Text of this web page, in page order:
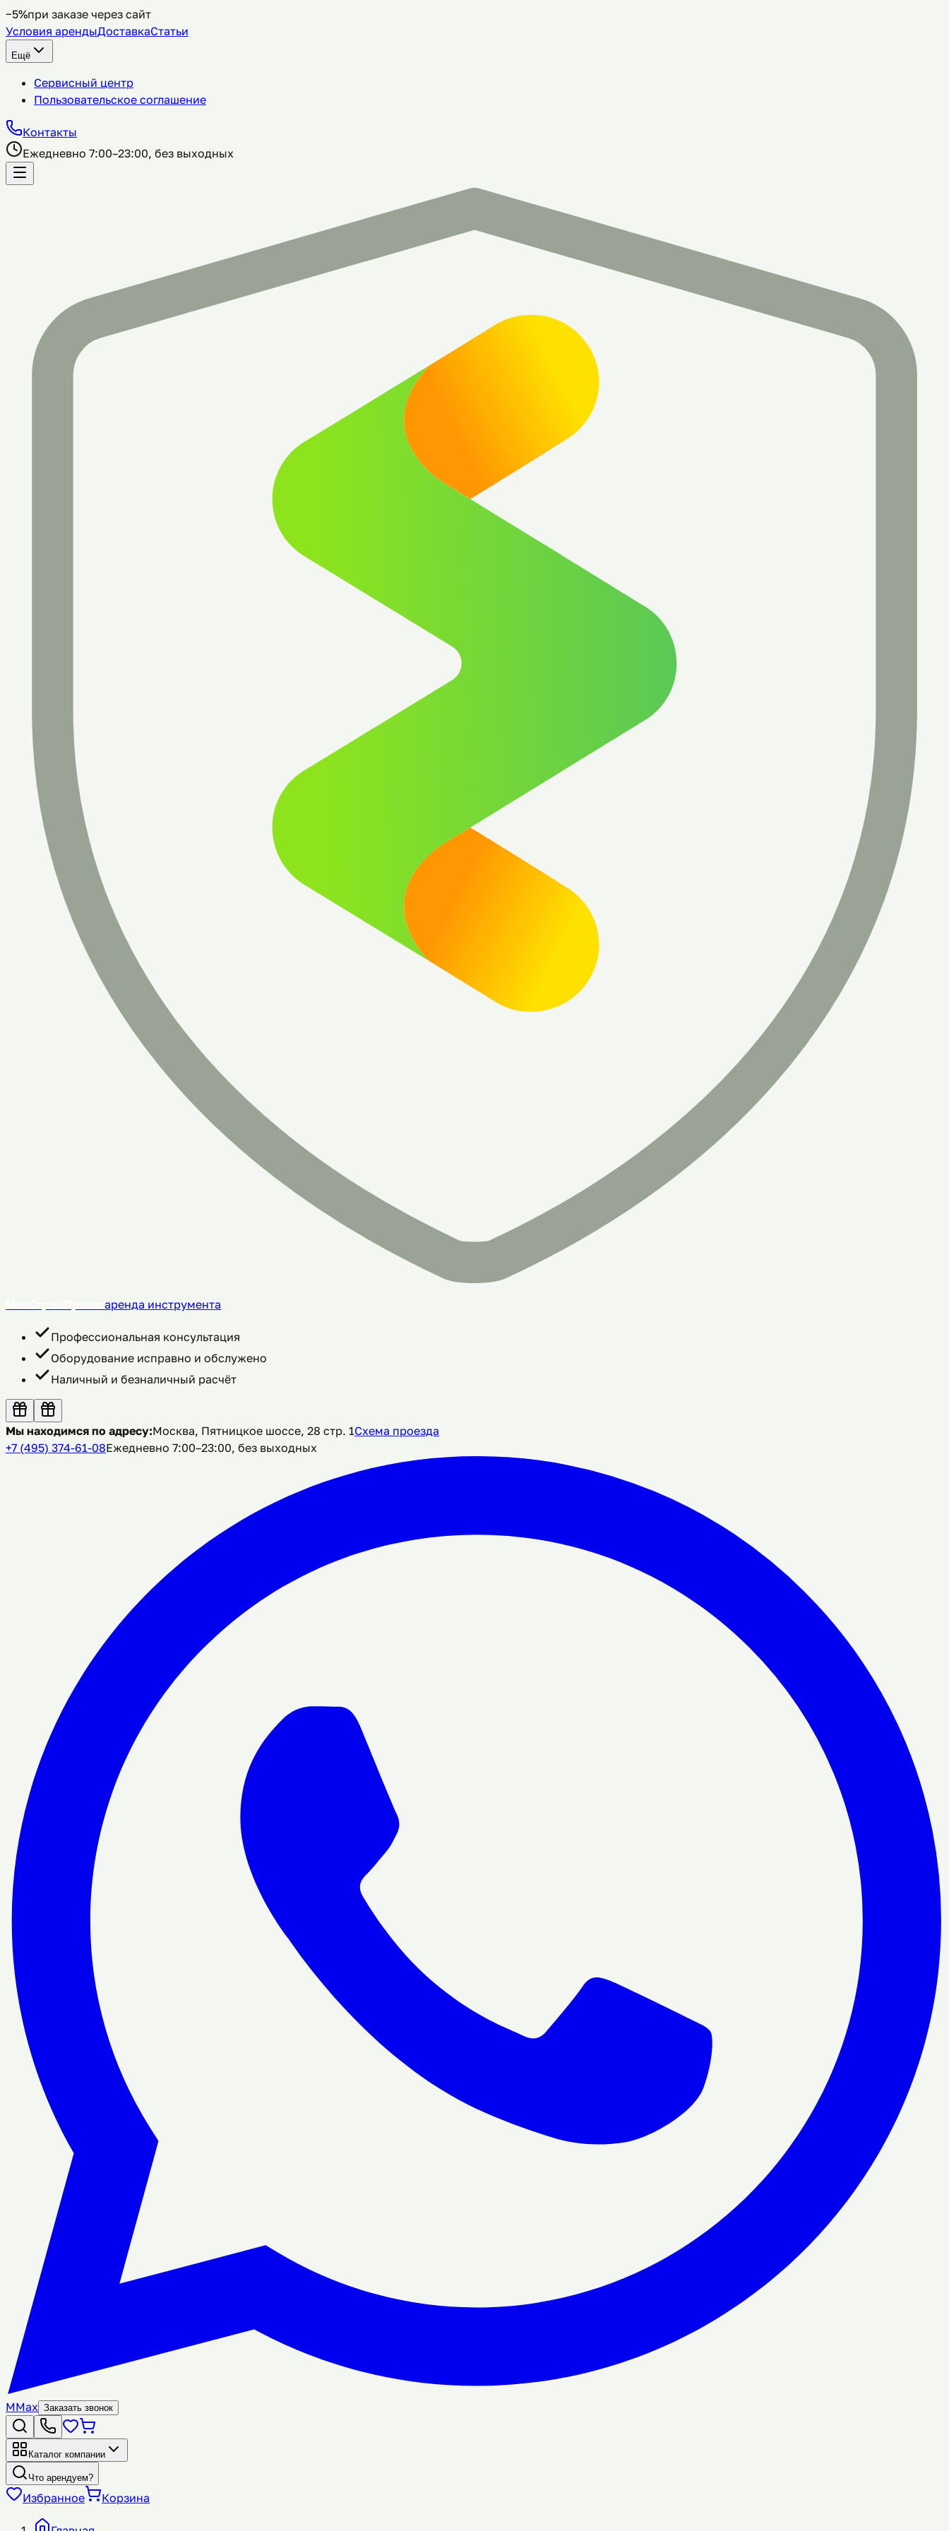
−5%при заказе через сайт
Условия арендыДоставкаСтатьи
Ещё
Сервисный центр
Пользовательское соглашение
Контакты
Ежедневно 7:00–23:00, без выходных
аренда инструмента
Профессиональная консультация
Оборудование исправно и обслужено
Наличный и безналичный расчёт
Мы находимся по адресу:Москва, Пятницкое шоссе, 28 стр. 1Схема проезда
+7 (495) 374-61-08Ежедневно 7:00–23:00, без выходных
MMax Заказать звонок
Каталог компании
Что арендуем?
Избранное Корзина